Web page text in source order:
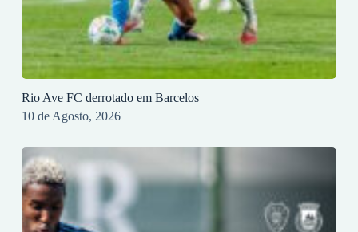
Rio Ave FC derrotado em Barcelos
10 de Agosto, 2026